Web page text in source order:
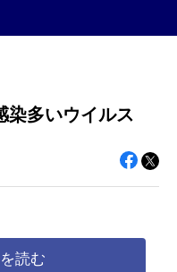
染多いウイルス
読む